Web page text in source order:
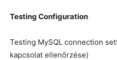
Testing Configuration
Testing MySQL connection
kapcsolat ellenőrzése)